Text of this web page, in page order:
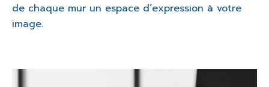
de chaque mur un espace d’expression à votre
image.